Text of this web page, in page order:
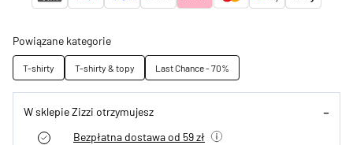
Powiązane kategorie
T-shirty T-shirty & topy Last Chance - 70%
W sklepie Zizzi otrzymujesz
Bezpłatna dostawa od 59 zł